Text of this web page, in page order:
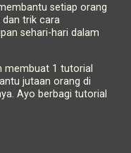
setiap orang
trik cara
sehari-hari dalam
membuat 1 tutorial
jutaan orang di
Ayo berbagi tutorial